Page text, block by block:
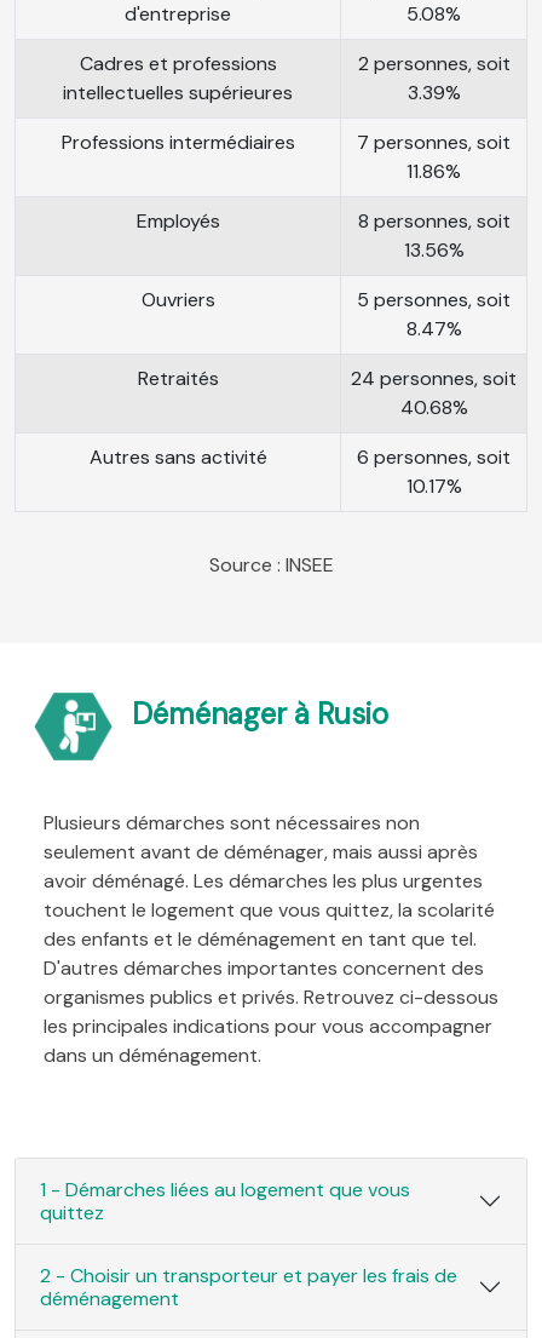
d'entreprise
5.08%
Cadres et professions
intellectuelles supérieures
2 personnes, soit
3.39%
Professions intermédiaires
7 personnes, soit
11.86%
Employés
8 personnes, soit
13.56%
Ouvriers
5 personnes, soit
8.47%
Retraités
24 personnes, soit
40.68%
Autres sans activité
6 personnes, soit
10.17%
Source : INSEE
Déménager à Rusio
Plusieurs démarches sont nécessaires non
seulement avant de déménager, mais aussi après
avoir déménagé. Les démarches les plus urgentes
touchent le logement que vous quittez, la scolarité
des enfants et le déménagement en tant que tel.
D'autres démarches importantes concernent des
organismes publics et privés. Retrouvez ci-dessous
les principales indications pour vous accompagner
dans un déménagement.
1 - Démarches liées au logement que vous
quittez
2 - Choisir un transporteur et payer les frais de
déménagement